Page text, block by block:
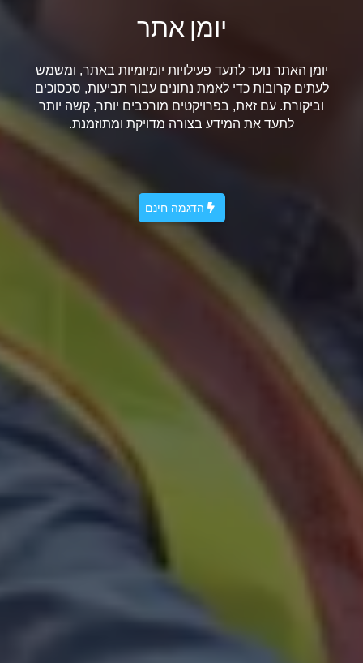
יומן אתר
יומן האתר נועד לתעד פעילויות יומיומיות באתר, ומשמש
לעתים קרובות כדי לאמת נתונים עבור תביעות, סכסוכים
וביקורת. עם זאת, בפרויקטים מורכבים יותר, קשה יותר
לתעד את המידע בצורה מדויקת ומתוזמנת.
הדגמה חינם